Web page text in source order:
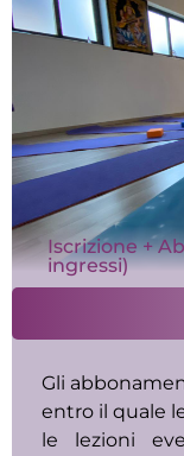
Iscrizione +
ingressi)
Gli
entro il quale
le lezioni